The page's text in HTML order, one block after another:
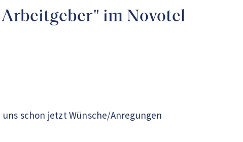
im Novotel
schon jetzt Wünsche/Anregungen